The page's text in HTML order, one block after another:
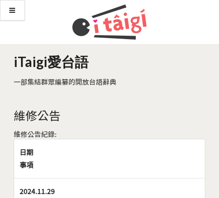
iTaigi愛台語
一部集結群眾編纂的開放台語辭典
維修公告
維修公告紀錄:
日期
事項
2024.11.29